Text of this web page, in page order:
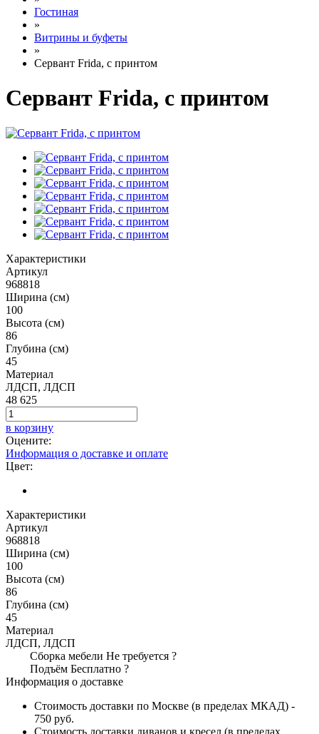
Гостиная
»
Витрины и буфеты
»
Сервант Frida, с принтом
Сервант Frida, с принтом
Характеристики
Артикул
968818
Ширина (см)
100
Высота (см)
86
Глубина (см)
45
Материал
ЛДСП, ЛДСП
48 625
в корзину
Оцените:
Информация о доставке и оплате
Цвет:
Характеристики
Артикул
968818
Ширина (см)
100
Высота (см)
86
Глубина (см)
45
Материал
ЛДСП, ЛДСП
Сборка мебели Не требуется ?
Подъём Бесплатно ?
Информация о доставке
Стоимость доставки по Москве (в пределах МКАД) -
750 руб.
Стоимость доставки диванов и кресел (в пределах